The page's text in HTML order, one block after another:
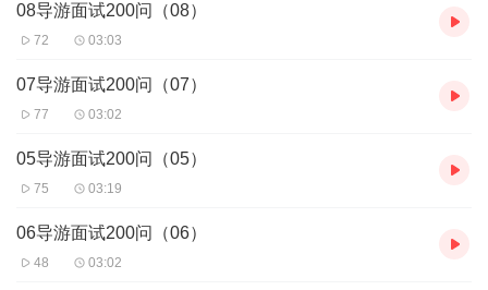
08导游面试200问（08）
72 03:03
07导游面试200问（07）
77 03:02
05导游面试200问（05）
75 03:19
06导游面试200问（06）
48 03:02